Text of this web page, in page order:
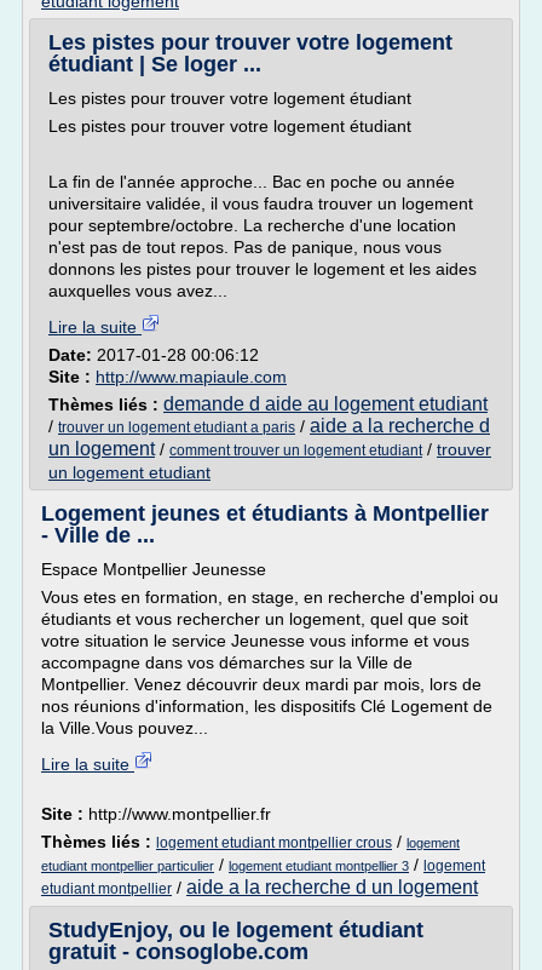
Les pistes pour trouver votre logement
étudiant | Se loger ...
Les pistes pour trouver votre logement étudiant
Les pistes pour trouver votre logement étudiant
La fin de l'année approche... Bac en poche ou année
universitaire validée, il vous faudra trouver un logement
pour septembre/octobre. La recherche d'une location
n'est pas de tout repos. Pas de panique, nous vous
donnons les pistes pour trouver le logement et les aides
auxquelles vous avez...
Lire la suite
Date: 2017-01-28 00:06:12
Site : http://www.mapiaule.com
Thèmes liés : demande d aide au logement etudiant
/ trouver un logement etudiant a paris / aide a la recherche d
un logement/ comment trouver un logement etudiant/ trouver
un logement etudiant
Logement jeunes et étudiants à Montpellier
- Ville de ...
Espace Montpellier Jeunesse
Vous etes en formation, en stage, en recherche d'emploi ou
étudiants et vous rechercher un logement, quel que soit
votre situation le service Jeunesse vous informe et vous
accompagne dans vos démarches sur la Ville de
Montpellier. Venez découvrir deux mardi par mois, lors de
nos réunions d'information, les dispositifs Clé Logement de
la Ville.Vous pouvez...
Lire la suite
Site : http://www.montpellier.fr
Thèmes liés : logement etudiant montpellier crous / logement
etudiant montpellier particulier / logement etudiant montpellier 3 / logement
etudiant montpellier / aide a la recherche d un logement
StudyEnjoy, ou le logement étudiant
gratuit - consoglobe.com